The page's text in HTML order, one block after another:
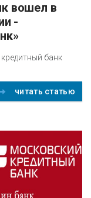
-
банк
читать статью